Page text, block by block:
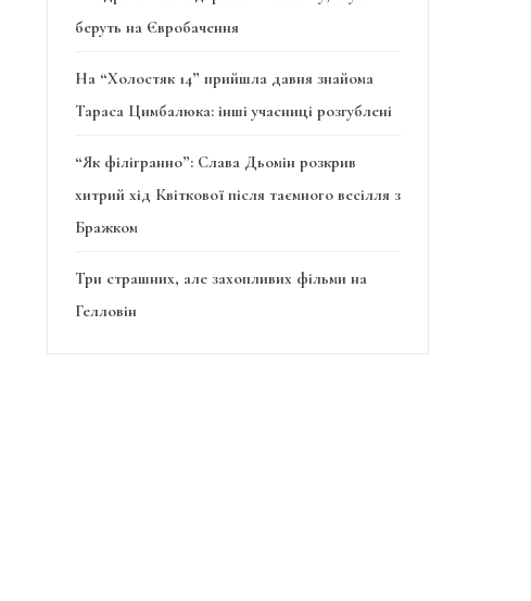
беруть на Євробачення
На “Холостяк 14” прийшла давня знайома
Тараса Цимбалюка: інші учасниці розгублені
“Як філігранно”: Слава Дьомін розкрив
хитрий хід Квіткової після таємного весілля з
Бражком
Три страшних, але захопливих фільми на
Гелловін